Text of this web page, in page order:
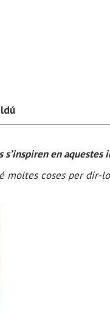
s’inspiren en aquestes
moltes coses per